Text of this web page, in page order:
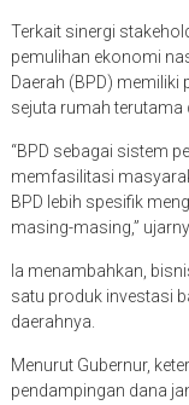
Terkait sinergi
pemulihan ekonomi
Daerah (BPD)
sejuta rumah terutama
“BPD sebagai sistem
memfasilitasi
BPD lebih spesifik
masing-masing,”
Ia menambahkan,
satu produk investasi
daerahnya.
Menurut Gubernur,
pendampingan dana